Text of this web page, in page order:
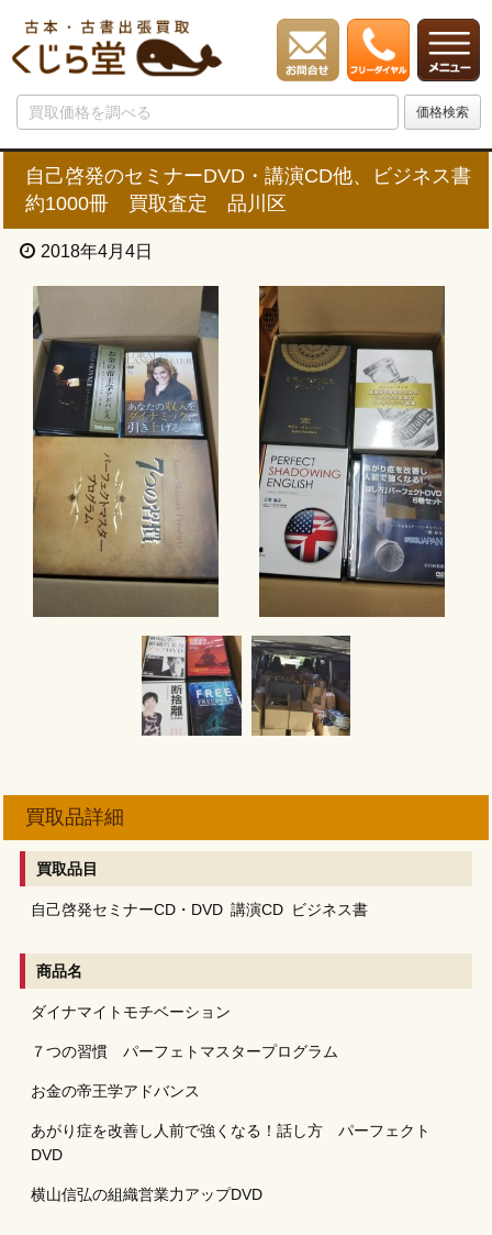
自己啓発のセミナーDVD・講演CD他、ビジネス書
約1000冊 買取査定 品川区
2018年4月4日
買取品詳細
買取品目
自己啓発セミナーCD・DVD 講演CD ビジネス書
商品名
ダイナマイトモチベーション
７つの習慣 パーフェトマスタープログラム
お金の帝王学アドバンス
あがり症を改善し人前で強くなる！話し方 パーフェクト
DVD
横山信弘の組織営業力アップDVD